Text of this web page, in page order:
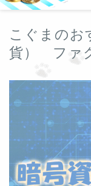
こぐまのお
貨） ファ